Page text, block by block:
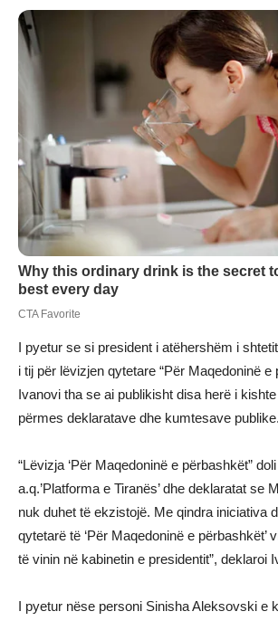
I pyetur se si president i atëhershëm i
i tij për lëvizjen qytetare “Për Maqedoninë e
Ivanovi tha se ai publikisht disa herë i
përmes deklaratave dhe kumtesave publike.
“Lëvizja ‘Për Maqedoninë e përbashkët”
a.q.’Platforma e Tiranës’ dhe deklaratat se
nuk duhet të ekzistojë. Me qindra iniciativa
qytetarë të ‘Për Maqedoninë e përbashkët’
të vinin në kabinetin e presidentit”, deklaroi
I pyetur nëse personi Sinisha Aleksovski e